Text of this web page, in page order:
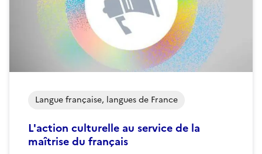
L'action culturelle au service de la
maîtrise du français
Langue française, langues de France